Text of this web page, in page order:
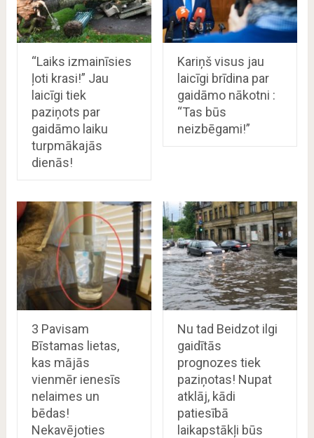
“Laiks izmainīsies
ļoti krasi!” Jau
laicīgi tiek
paziņots par
gaidāmo laiku
turpmākajās
dienās!
Kariņš visus jau
laicīgi brīdina par
gaidāmo nākotni :
“Tas būs
neizbēgami!”
3 Pavisam
Bīstamas lietas,
kas mājās
vienmēr ienesīs
nelaimes un
bēdas!
Nekavējoties
Nu tad Beidzot ilgi
gaidītās
prognozes tiek
paziņotas! Nupat
atklāj, kādi
patiesībā
laikapstākļi būs